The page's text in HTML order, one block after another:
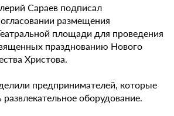
Сараев подписал
размещения
площади для проведения
празднованию Нового
Христова.
предпринимателей, которые
развлекательное оборудование.